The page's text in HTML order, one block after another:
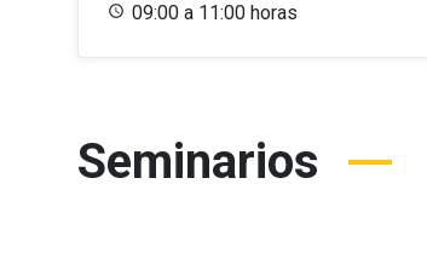
09:00 a 11:00 horas
Seminarios